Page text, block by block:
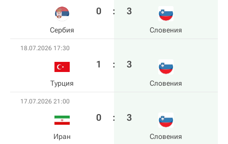
Сербия
0 : 3
Словения
18.07.2026 17:30
Турция
1 : 3
Словения
17.07.2026 21:00
Иран
0 : 3
Словения